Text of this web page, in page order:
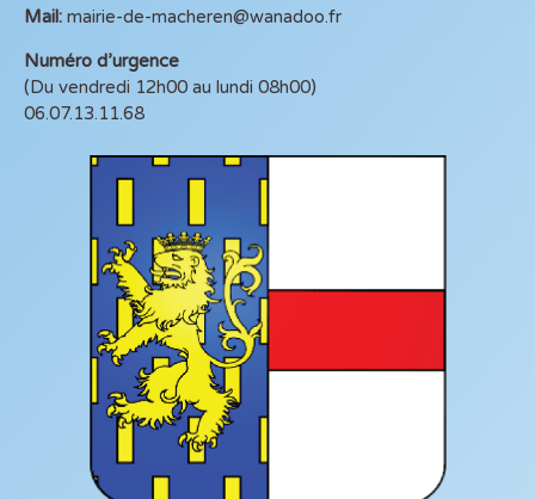
Mail: mairie-de-macheren@wanadoo.fr
Numéro d’urgence
(Du vendredi 12h00 au lundi 08h00)
06.07.13.11.68